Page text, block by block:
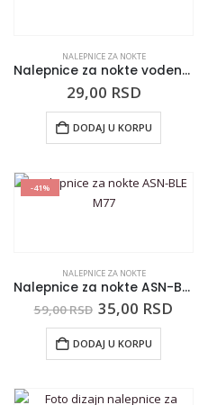
NALEPNICE ZA NOKTE
Nalepnice za nokte vodene ASNBLED387
29,00 RSD
DODAJ U KORPU
-41%
NALEPNICE ZA NOKTE
Nalepnice za nokte ASN-BLE M77
59,00RSD 35,00 RSD
DODAJ U KORPU